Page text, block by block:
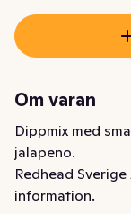
Om varan
Dippmix med
jalapeno.
Redhead
information.